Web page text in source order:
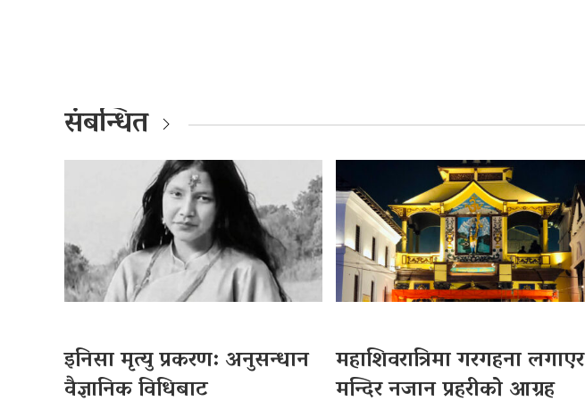
संबन्धित
इनिसा मृत्यु प्रकरण: अनुसन्धान
वैज्ञानिक विधिबाट
महाशिवरात्रिमा गरगहना लगाएर
मन्दिर नजान प्रहरीको आग्रह